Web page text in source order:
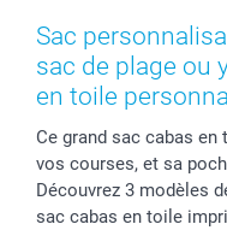
Cadres photo &
Calendrier photos &
Stickers & Etiquettes
Mentions Légales
Presse
Affiliation
B2B smartbusiness
Droit de rétractation
Fête des Mères
Fête des Pères
Confirmation ou
Fête d'anniversaire
Collection naissance
Tous les évènements
Tarifs et frais de
Livraison
Livraison en 48 heures
Identifiez-vous
Plan du site
Statut de ma
Sac
sac de plage ou
en toile
Ce grand sac cabas
vos courses, et sa
Découvrez 3 modèles
sac cabas en toile